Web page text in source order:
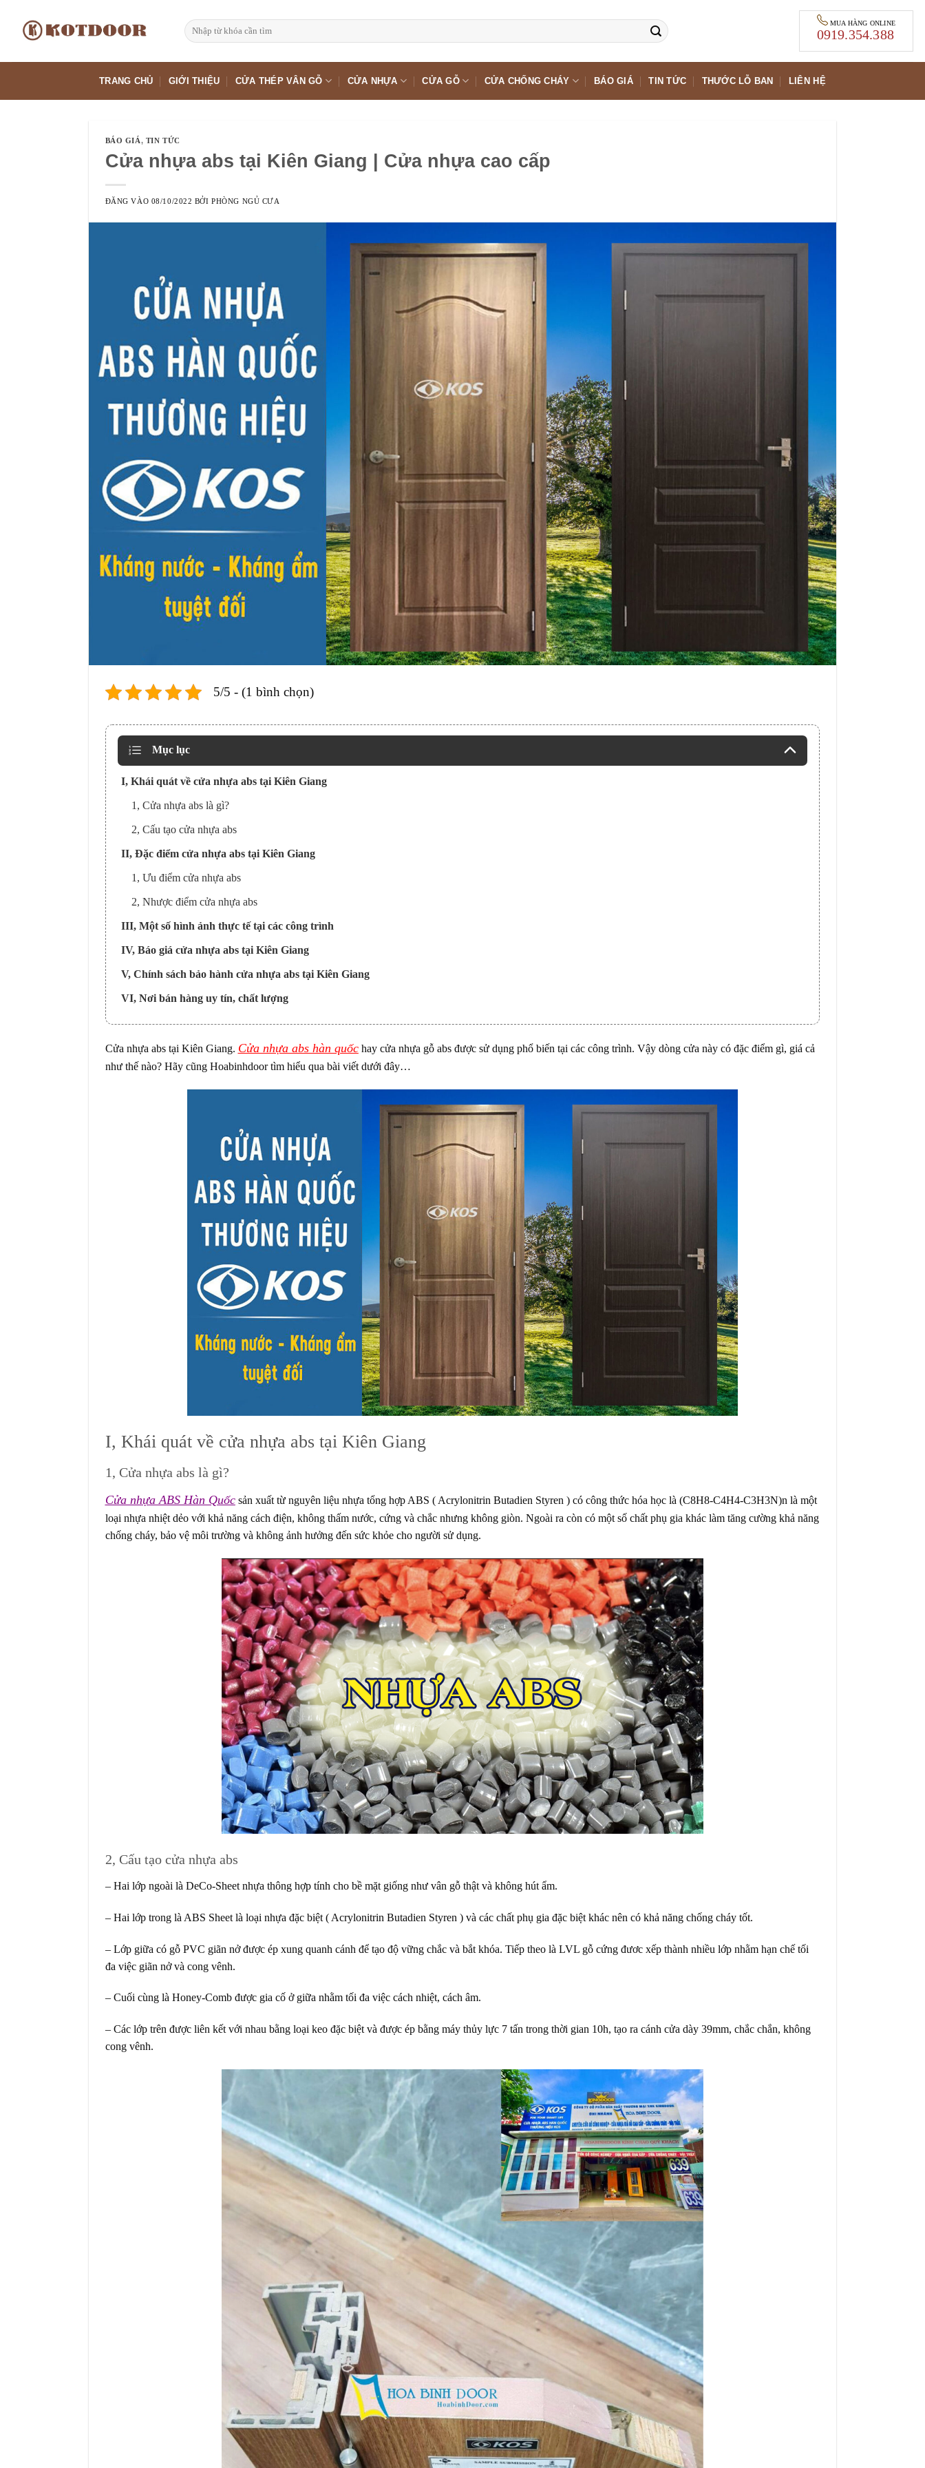
dung
Tìm
kiếm:
MUA HÀNG ONLINE
0919.354.388
TRANG CHỦ GIỚI THIỆU CỬA THÉP VÂN GỖ CỬA NHỰA CỬA GỖ CỬA CHỐNG CHÁY BÁO GIÁ TIN TỨC THƯỚC LỖ BAN LIÊN HỆ
BÁO GIÁ, TIN TỨC
Cửa nhựa abs tại Kiên Giang | Cửa nhựa cao cấp
ĐĂNG VÀO 08/10/2022 BỞIPHÒNG NGỦ CƯA
5/5 - (1 bình chọn)
Mục lục
I, Khái quát về cửa nhựa abs tại Kiên Giang
1, Cửa nhựa abs là gì?
2, Cấu tạo cửa nhựa abs
II, Đặc điểm cửa nhựa abs tại Kiên Giang
1, Ưu điểm cửa nhựa abs
2, Nhược điểm cửa nhựa abs
III, Một số hình ảnh thực tế tại các công trình
IV, Báo giá cửa nhựa abs tại Kiên Giang
V, Chính sách bảo hành cửa nhựa abs tại Kiên Giang
VI, Nơi bán hàng uy tín, chất lượng
Cửa nhựa abs tại Kiên Giang. Cửa nhựa abs hàn quốchay cửa nhựa gỗ abs được sử dụng phổ biến tại các công trình. Vậy dòng cửa này có đặc điểm gì, giá cả
như thế nào? Hãy cũng Hoabinhdoor tìm hiểu qua bài viết dưới đây…
I, Khái quát về cửa nhựa abs tại Kiên Giang
1, Cửa nhựa abs là gì?
Cửa nhựa ABS Hàn Quốcsản xuất từ nguyên liệu nhựa tổng hợp ABS ( Acrylonitrin Butadien Styren ) có công thức hóa học là (C8H8-C4H4-C3H3N)n là một
loại nhựa nhiệt dẻo với khả năng cách điện, không thấm nước, cứng và chắc nhưng không giòn. Ngoài ra còn có một số chất phụ gia khác làm tăng cường khả năng
chống cháy, bảo vệ môi trường và không ảnh hưởng đến sức khỏe cho người sử dụng.
2, Cấu tạo cửa nhựa abs
– Hai lớp ngoài là DeCo-Sheet nhựa thông hợp tính cho bề mặt giống như vân gỗ thật và không hút ẩm.
– Hai lớp trong là ABS Sheet là loại nhựa đặc biệt ( Acrylonitrin Butadien Styren ) và các chất phụ gia đặc biệt khác nên có khả năng chống cháy tốt.
– Lớp giữa có gỗ PVC giãn nở được ép xung quanh cánh để tạo độ vững chắc và bắt khóa. Tiếp theo là LVL gỗ cứng đươc xếp thành nhiều lớp nhằm hạn chế tối
đa việc giãn nở và cong vênh.
– Cuối cùng là Honey-Comb được gia cố ở giữa nhằm tối đa việc cách nhiệt, cách âm.
– Các lớp trên được liên kết với nhau bằng loại keo đặc biệt và được ép bằng máy thủy lực 7 tấn trong thời gian 10h, tạo ra cánh cửa dày 39mm, chắc chắn, không
cong vênh.